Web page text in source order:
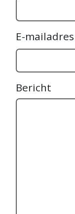
E-mailadres
Bericht